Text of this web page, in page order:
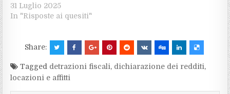
31 Luglio 2025
In "Risposte ai quesiti"
Share:
Tagged detrazioni fiscali, dichiarazione dei redditi,
locazioni e affitti